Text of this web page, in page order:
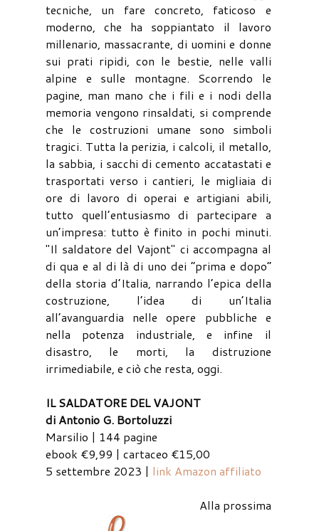
tecniche, un fare concreto, faticoso e
moderno, che ha soppiantato il lavoro
millenario, massacrante, di uomini e donne
sui prati ripidi, con le bestie, nelle valli
alpine e sulle montagne. Scorrendo le
pagine, man mano che i fili e i nodi della
memoria vengono rinsaldati, si comprende
che le costruzioni umane sono simboli
tragici. Tutta la perizia, i calcoli, il metallo,
la sabbia, i sacchi di cemento accatastati e
trasportati verso i cantieri, le migliaia di
ore di lavoro di operai e artigiani abili,
tutto quell’entusiasmo di partecipare a
un’impresa: tutto è finito in pochi minuti.
"Il saldatore del Vajont" ci accompagna al
di qua e al di là di uno dei “prima e dopo”
della storia d’Italia, narrando l’epica della
costruzione, l’idea di un’Italia
all’avanguardia nelle opere pubbliche e
nella potenza industriale, e infine il
disastro, le morti, la distruzione
irrimediabile, e ciò che resta, oggi.
IL SALDATORE DEL VAJONT
di Antonio G. Bortoluzzi
Marsilio | 144 pagine
ebook €9,99 | cartaceo €15,00
5 settembre 2023 | link Amazon affiliato
Alla prossima